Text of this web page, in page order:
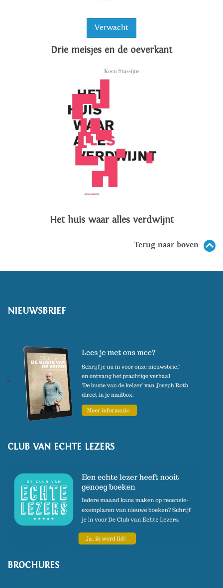
Verwacht
Drie meisjes en de oeverkant
Het huis waar alles verdwijnt
Terug naar boven
NIEUWSBRIEF
CLUB VAN ECHTE LEZERS
BROCHURES